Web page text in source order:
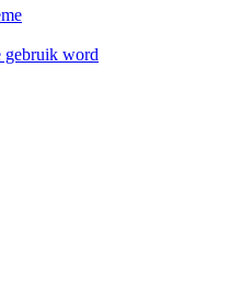
gebruik word